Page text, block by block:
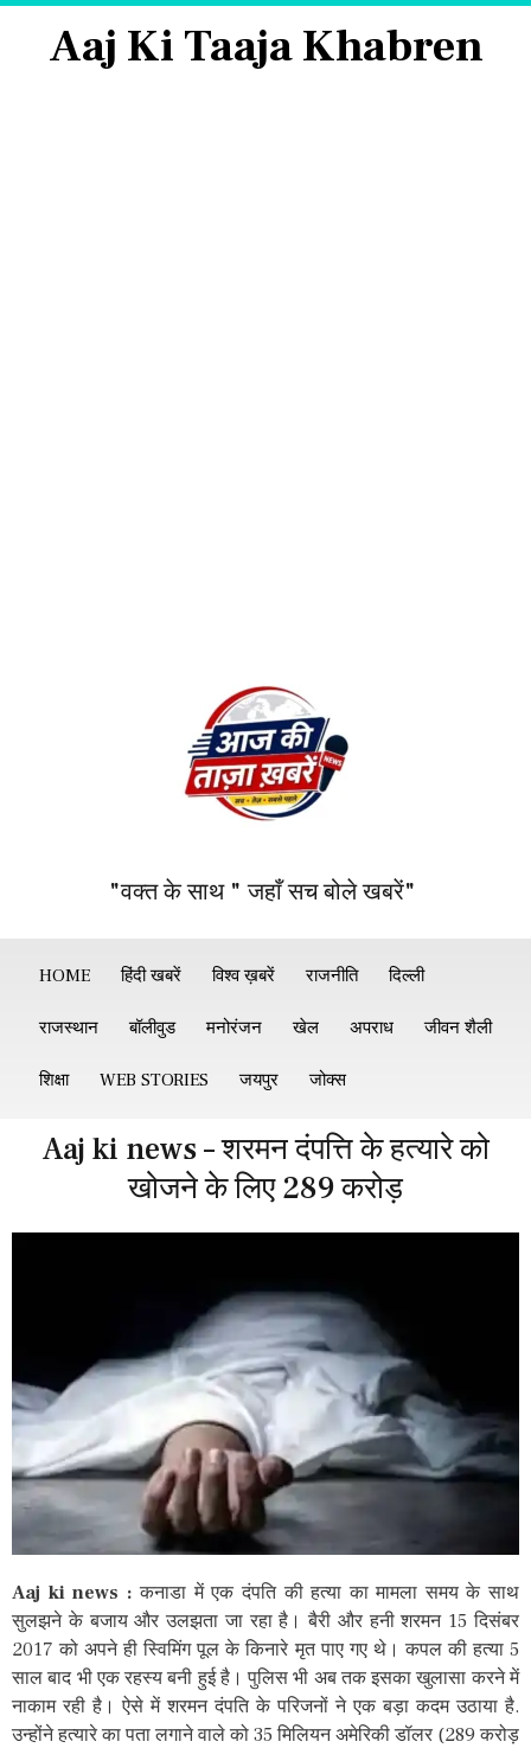
Aaj Ki Taaja Khabren
"वक्त के साथ " जहाँ सच बोले खबरें"
HOME हिंदी खबरें विश्व ख़बरें राजनीति दिल्ली
राजस्थान बॉलीवुड मनोरंजन खेल अपराध जीवन शैली
शिक्षा WEB STORIES जयपुर जोक्स
Aaj ki news – शरमन दंपत्ति के हत्यारे को
खोजने के लिए 289 करोड़
Aaj ki news : कनाडा में एक दंपति की हत्या का मामला समय के साथ
सुलझने के बजाय और उलझता जा रहा है। बैरी और हनी शरमन 15 दिसंबर
2017 को अपने ही स्विमिंग पूल के किनारे मृत पाए गए थे। कपल की हत्या 5
साल बाद भी एक रहस्य बनी हुई है। पुलिस भी अब तक इसका खुलासा करने में
नाकाम रही है। ऐसे में शरमन दंपति के परिजनों ने एक बड़ा कदम उठाया है.
उन्होंने हत्यारे का पता लगाने वाले को 35 मिलियन अमेरिकी डॉलर (289 करोड़